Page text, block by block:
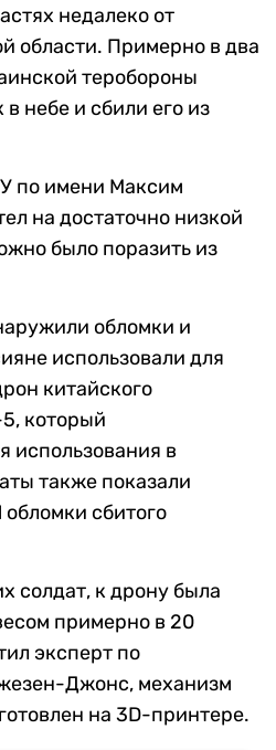
недалеко от
области. Примерно в два
теробороны
небе и сбили его из
по имени Максим
на достаточно низкой
было поразить из
обломки и
использовали для
китайского
который
использования в
также показали
сбитого
солдат, к дрону была
примерно в 20
эксперт по
Джонс, механизм
на 3D-принтере.